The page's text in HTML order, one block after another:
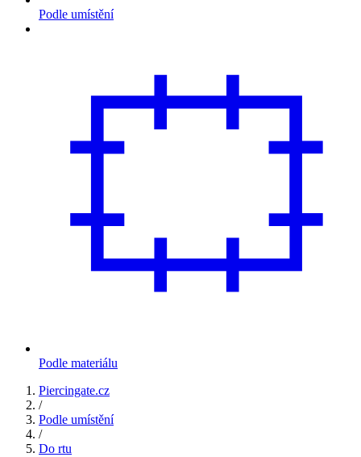
Podle umístění
Podle materiálu
Piercingate.cz
/
Podle umístění
/
Do rtu